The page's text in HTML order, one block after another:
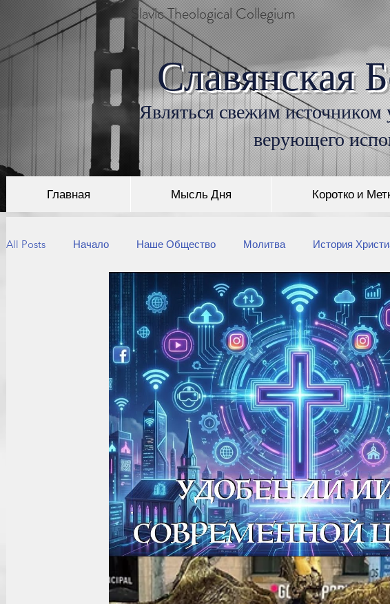
Slavic Theological Collegium
Славянская
Являться свежим источником
верующего
Главная Мысль Дня Коротко и
All Posts Начало Наше Общество Молитва История
Пришествие Христа Библейские Места Троица
Мужество Деньги Церковь и мир
Человек на других страницах Жизнь Церкви
Печать Антихриста Откровение Этика
Пророчества